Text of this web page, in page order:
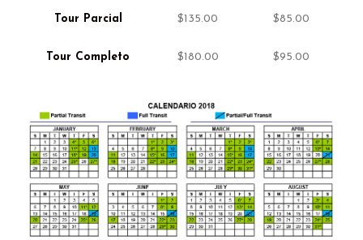
Tour Parcial $135.00 $85.00
Tour Completo $180.00 $95.00